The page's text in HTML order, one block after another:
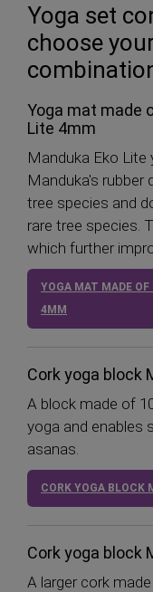
Yoga set
choose
Yoga mat made
Lite 4mm
Manduka Eko Lite
Manduka's
tree species and
rare tree species.
which further
YOGA MAT MADE
4MM
Cork yoga block
A block made of
yoga and enables
asanas.
CORK YOGA BLOCK
Cork yoga block
A larger cork